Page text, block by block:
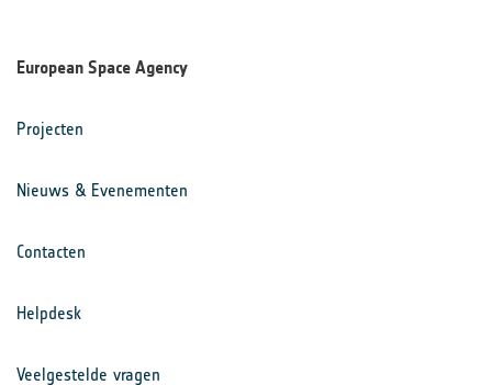
European Space Agency
Projecten
Nieuws & Evenementen
Contacten
Helpdesk
Veelgestelde vragen